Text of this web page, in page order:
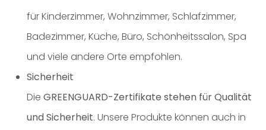
für Kinderzimmer, Wohnzimmer, Schlafzimmer,
Badezimmer, Küche, Büro, Schönheitssalon, Spa
und viele andere Orte empfohlen.
Sicherheit
Die GREENGUARD-Zertifikate stehen für Qualität
und Sicherheit. Unsere Produkte können auch in